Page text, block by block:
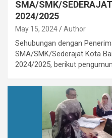
SMA/SMK/
2024/2025
May 15, 2024 Author
Sehubungan dengan
SMA/SMK/Sederajat Kota
2024/2025, berikut